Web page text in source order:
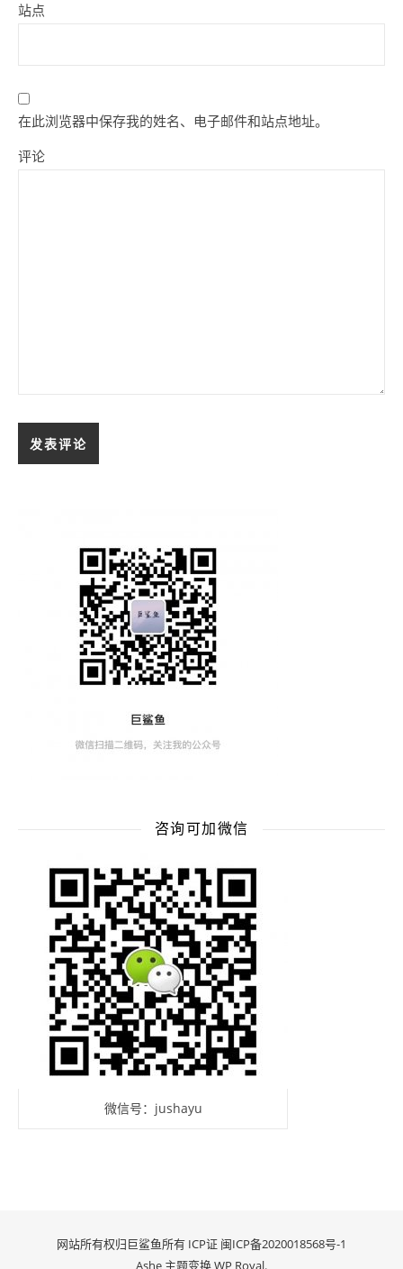
站点
在此浏览器中保存我的姓名、电子邮件和站点地址。
评论
咨询可加微信
微信号：jushayu
网站所有权归巨鲨鱼所有 ICP证 闽ICP备2020018568号-1
Ashe 主题变换WP Royal.